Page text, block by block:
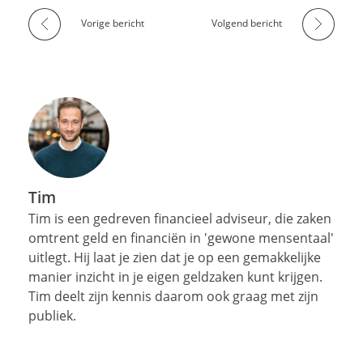
Vorige bericht Volgend bericht
Tim
Tim is een gedreven financieel adviseur, die zaken
omtrent geld en financiën in 'gewone mensentaal'
uitlegt. Hij laat je zien dat je op een gemakkelijke
manier inzicht in je eigen geldzaken kunt krijgen.
Tim deelt zijn kennis daarom ook graag met zijn
publiek.